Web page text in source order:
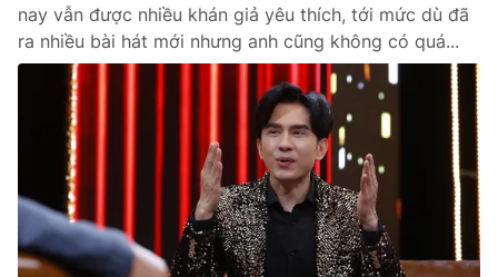
nay vẫn được nhiều khán giả yêu thích, tới mức dù đã
ra nhiều bài hát mới nhưng anh cũng không có quá...